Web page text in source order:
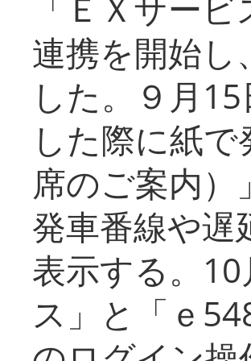
連携を開始
した。９月
した際に紙
席のご案内
発車番線や遅
表示する。
ス」と「ｅ